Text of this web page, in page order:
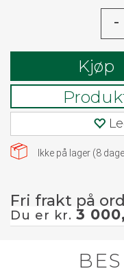
-
Kjøp
Ikke på lager (8
Fri frakt på
Du er kr. 3